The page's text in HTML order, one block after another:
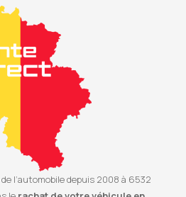
l’automobile depuis 2008 à 6532